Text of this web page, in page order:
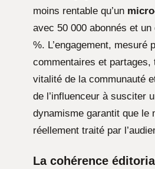
moins rentable qu’un
avec 50 000 abonnés et un
%. L’engagement, mesuré
commentaires et partages,
vitalité de la communauté
de l’influenceur à susciter
dynamisme garantit que le
réellement traité par
La cohérence